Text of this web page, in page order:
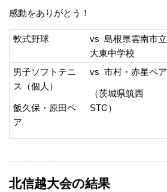
感動をありがとう！
軟式野球
vs 島根県雲南市立
大東中学校
男子ソフトテニ
ス（個人）
飯久保・原田ペ
ア
vs 市村・赤星ペア
（茨城県筑西
STC）
北信越大会の結果